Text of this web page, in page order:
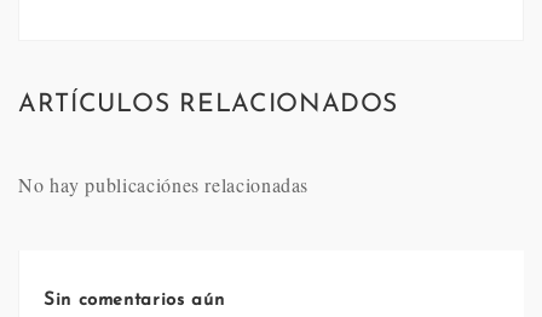
ARTÍCULOS RELACIONADOS
No hay publicaciónes relacionadas
Sin comentarios aún